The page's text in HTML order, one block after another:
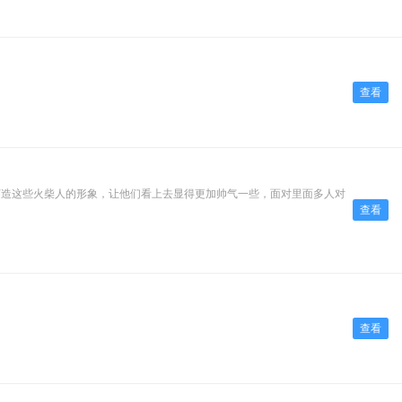
查看
这些火柴人的形象，让他们看上去显得更加帅气一些，面对里面多人对
查看
查看